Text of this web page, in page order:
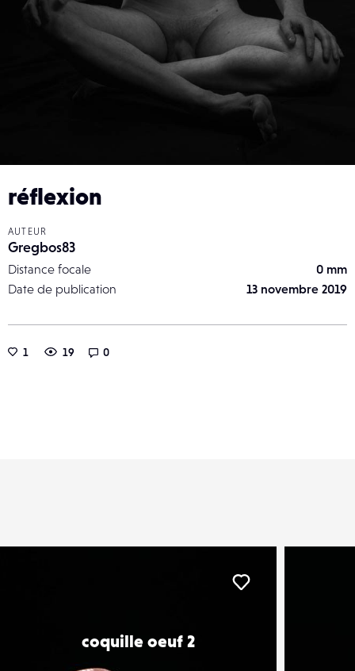
réflexion
AUTEUR
Gregbos83
Distance focale
0 mm
Date de publication
13 novembre 2019
1 19 0
coquille oeuf 2